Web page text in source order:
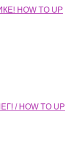
HOW TO UP
/ HOW TO UP